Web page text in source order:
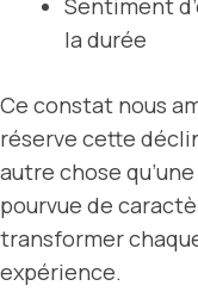
la durée
Ce constat nous
réserve cette
autre chose
pourvue de
transformer
expérience.